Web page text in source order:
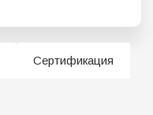
Сертификация